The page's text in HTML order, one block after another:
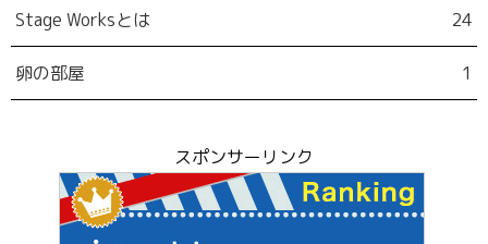
Stage Worksとは 24
卵の部屋 1
スポンサーリンク